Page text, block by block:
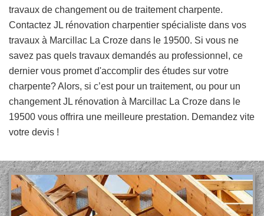
travaux de changement ou de traitement charpente.
Contactez JL rénovation charpentier spécialiste dans vos
travaux à Marcillac La Croze dans le 19500. Si vous ne
savez pas quels travaux demandés au professionnel, ce
dernier vous promet d'accomplir des études sur votre
charpente? Alors, si c’est pour un traitement, ou pour un
changement JL rénovation à Marcillac La Croze dans le
19500 vous offrira une meilleure prestation. Demandez vite
votre devis !